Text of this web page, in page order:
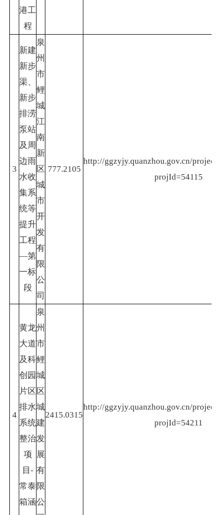
港工
程
3
新建
新步
渠、
新步
排涝
泵站
及周
边雨
水收
集系
统等
提升
工程
—第
一标
段
泉
州
市
鲤
城
江
南
新
区
城
市
开
发
有
限
公
司
777.2105
http://ggzyjy.quanzhou.gov.cn/
projId=54115
4
黄龙
大道
及科
创园
片区
排水
系统
整治
项
目-
常泰
箱涵
泉
州
市
鲤
城
区
城
建
发
展
有
限
公
2415.0315
http://ggzyjy.quanzhou.gov.cn/
projId=54211